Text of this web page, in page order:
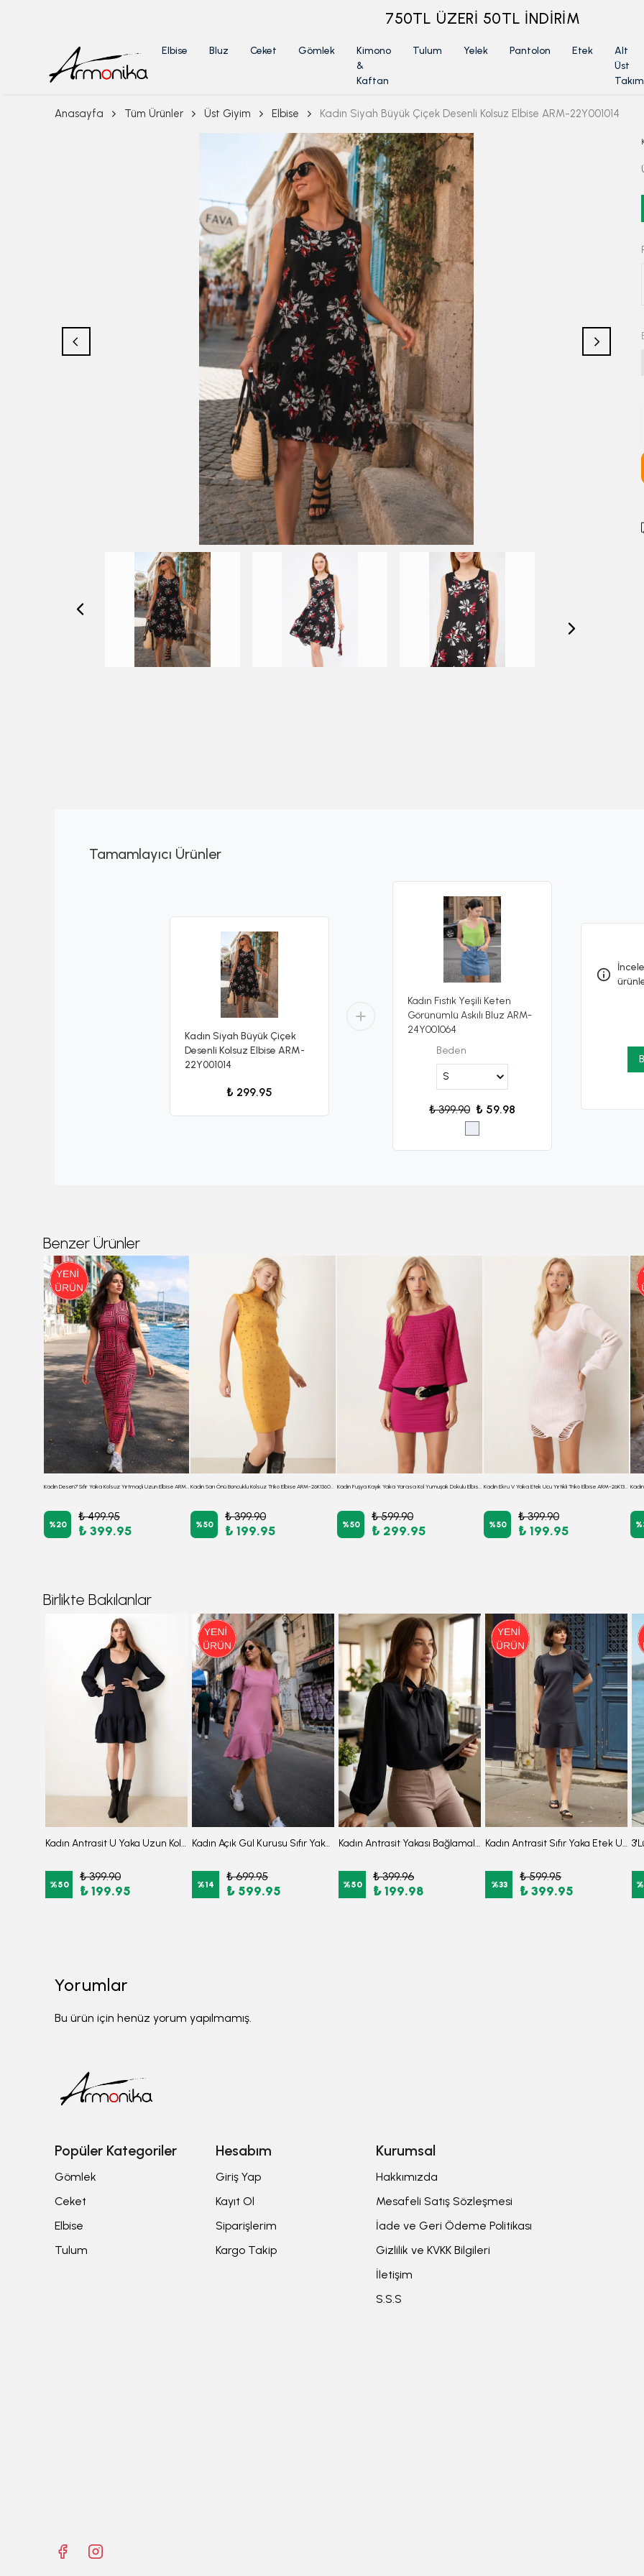
ÜYELİKSİZ SİPARİŞ İADE TALEBİ İÇİN TIKLA
Elbise Bluz Ceket Gömlek
Kimono
&
Kaftan
Tulum Yelek Pantolon Etek
Alt
Üst
Takım
Anasayfa Tüm Ürünler Üst Giyim Elbise Kadın Siyah Büyük Çiçek Desenli Kolsuz Elbise ARM-22Y001014
Tamamlayıcı Ürünler
Kadın Siyah Büyük Çiçek
Desenli Kolsuz Elbise ARM-
22Y001014
₺ 299.95
Kadın Fıstık Yeşili Keten
Görünümlü Askılı Bluz ARM-
24Y001064
Beden
₺ 399.90 ₺ 59.98
Benzer Ürünler
Kadın Desen7 Sıfır Yaka Kolsuz Yırtmaçlı Uzun Elbise ARM-23Y001090
%20
₺ 499.95
₺ 399.95
Kadın Sarı Önü Boncuklu Kolsuz Triko Elbise ARM-26K136034
%50
₺ 399.90
₺ 199.95
Kadın Fuşya Kayık Yaka Yarasa Kol Yumuşak Dokulu Elbise ARM-26K001039
%50
₺ 599.90
₺ 299.95
Kadın Ekru V Yaka Etek Ucu Yırtıklı Triko Elbise ARM-26K136008
%50
₺ 399.90
₺ 199.95 %
Birlikte Bakılanlar
Kadın Antrasit U Yaka Uzun Kollu Etek Ucu Fırfırlı Likralı Elbise ARM-26K001012
%50
₺ 399.90
₺ 199.95
Kadın Açık Gül Kurusu Sıfır Yaka Etek Ucu Volanlı Kısa Kol Fermuarlı Elbise ARM-26Y001057
%14
₺ 699.95
₺ 599.95
Kadın Antrasit Yakası Bağlamalı Kolu Lastikli Bluz ARM-25K001096
%50
₺ 399.96
₺ 199.98
Kadın Antrasit Sıfır Yaka Etek Ucu Volanlı Kısa Kol Fermuarlı Elbise ARM-26Y001057
%33
₺ 599.95
₺ 399.95 %
Yorumlar
Bu ürün için henüz yorum yapılmamış.
Popüler Kategoriler
Gömlek
Ceket
Elbise
Tulum
Hesabım
Giriş Yap
Kayıt Ol
Siparişlerim
Kargo Takip
Kurumsal
Hakkımızda
Mesafeli Satış Sözleşmesi
İade ve Geri Ödeme Politikası
Gizlilik ve KVKK Bilgileri
İletişim
S.S.S